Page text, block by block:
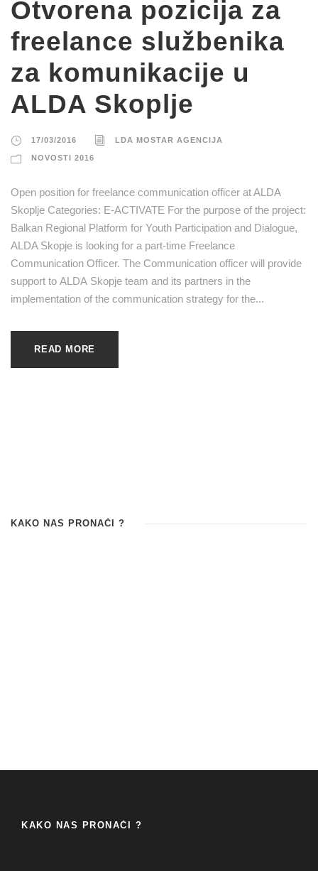
Otvorena pozicija za
freelance službenika
za komunikacije u
ALDA Skoplje
17/03/2016 LDA MOSTAR AGENCIJA
NOVOSTI 2016
Open position for freelance communication officer at ALDA
Skoplje Categories: E-ACTIVATE For the purpose of the project:
Balkan Regional Platform for Youth Participation and Dialogue,
ALDA Skopje is looking for a part-time Freelance
Communication Officer. The Communication officer will provide
support to ALDA Skopje team and its partners in the
implementation of the communication strategy for the...
READ MORE
KAKO NAS PRONAĆI ?
KAKO NAS PRONAĆI ?